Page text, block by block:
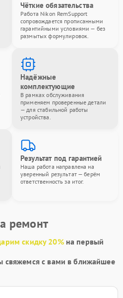
Чёткие обязательства
Работа Nikon RemSupport
сопровождается прописанными
гарантийными условиями — без
размытых формулировок.
Надёжные
комплектующие
В рамках обслуживания
применяем проверенные детали
— для стабильной работы
устройства.
Результат под гарантией
Наша работа направлена на
уверенный результат — берём
ответственность за итог.
ремонт
скидку 20%на первый
свяжемся с вами в ближайшее